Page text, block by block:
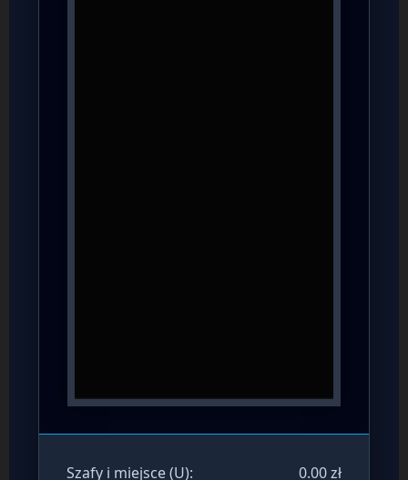
Szafy i miejsce (U):
0.00 zł